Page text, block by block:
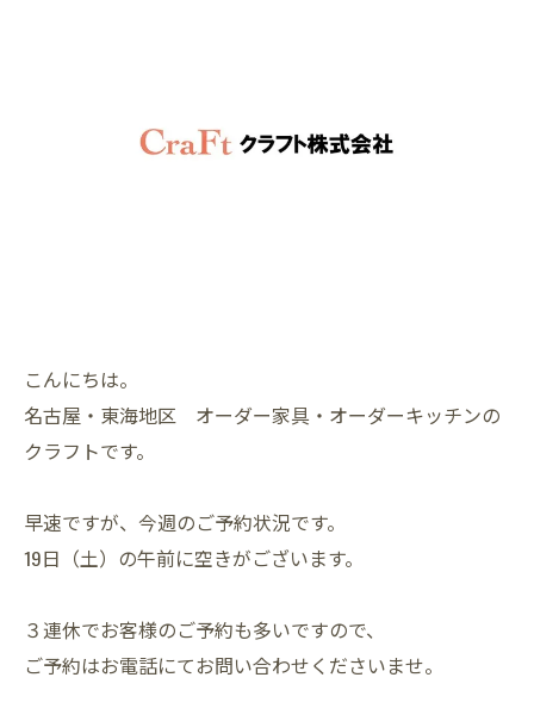
こんにちは。
名古屋・東海地区 オーダー家具・オーダーキッチンの
クラフトです。
早速ですが、今週のご予約状況です。
19日（土）の午前に空きがございます。
３連休でお客様のご予約も多いですので、
ご予約はお電話にてお問い合わせくださいませ。